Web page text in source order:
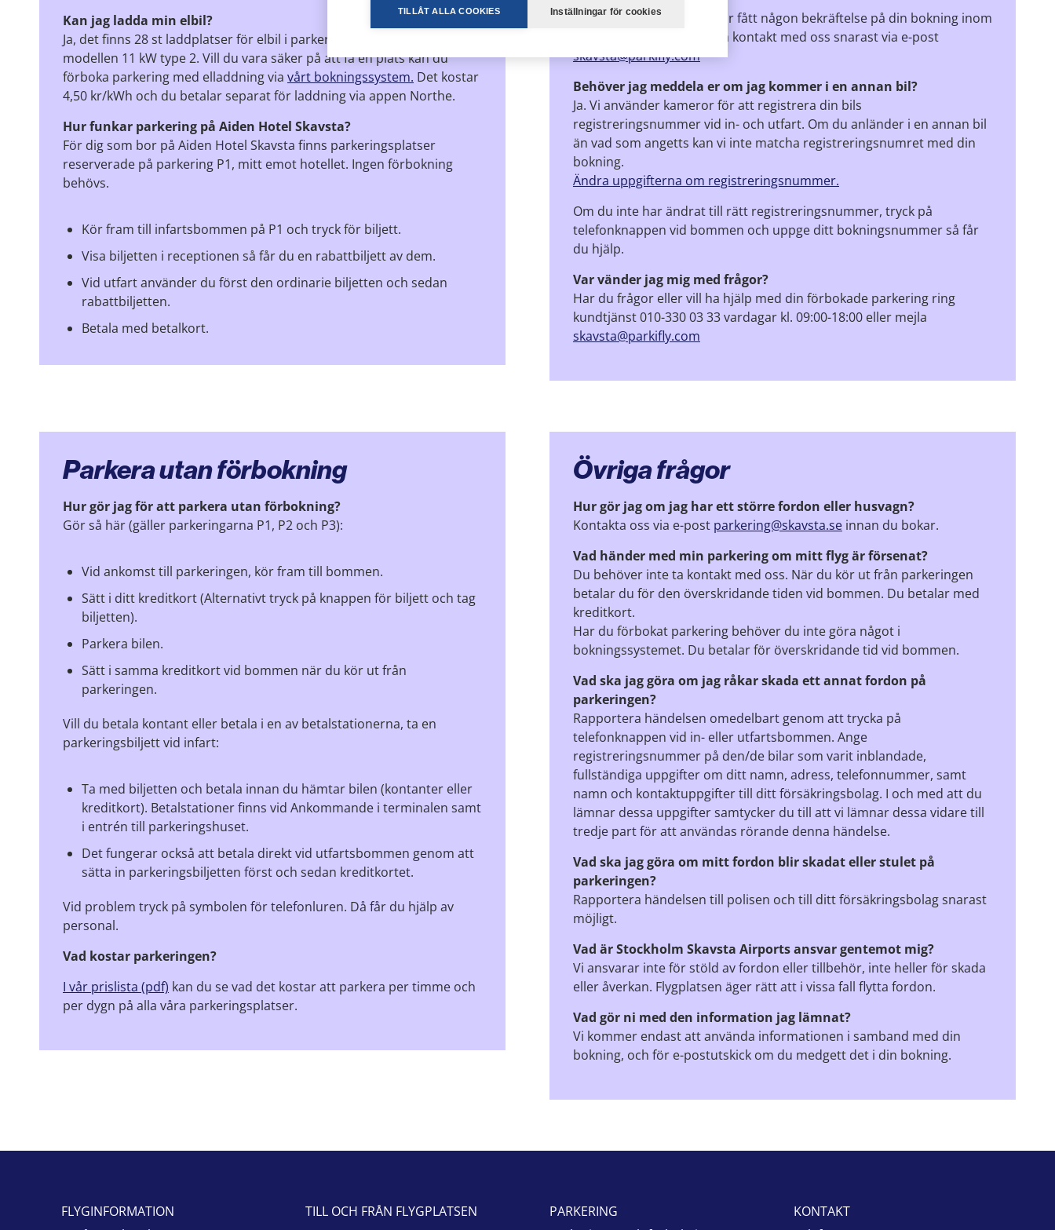
Kan jag ladda min elbil?
Ja, det finns 28 st laddplatser för elbil i parkeringshuset (P2), av
modellen 11 kW type 2. Vill du vara säker på att få en plats kan du
förboka parkering med elladdning via vårt bokningssystem. Det kostar
4,50 kr/kWh och du betalar separat för laddning via appen Northe.
Hur funkar parkering på Aiden Hotel Skavsta?
För dig som bor på Aiden Hotel Skavsta finns parkeringsplatser
reserverade på parkering P1, mitt emot hotellet. Ingen förbokning
behövs.
Kör fram till infartsbommen på P1 och tryck för biljett.
Visa biljetten i receptionen så får du en rabattbiljett av dem.
Vid utfart använder du först den ordinarie biljetten och sedan
rabattbiljetten.
Betala med betalkort.
Om du fortfarande inte har fått någon bekräftelse på din bokning inom
24 timmar, ber vi dig att ta kontakt med oss snarast via e-post
skavsta@parkifly.com
Behöver jag meddela er om jag kommer i en annan bil?
Ja. Vi använder kameror för att registrera din bils
registreringsnummer vid in- och utfart. Om du anländer i en annan bil
än vad som angetts kan vi inte matcha registreringsnumret med din
bokning.
Ändra uppgifterna om registreringsnummer.
Om du inte har ändrat till rätt registreringsnummer, tryck på
telefonknappen vid bommen och uppge ditt bokningsnummer så får
du hjälp.
Var vänder jag mig med frågor?
Har du frågor eller vill ha hjälp med din förbokade parkering ring
kundtjänst 010-330 03 33 vardagar kl. 09:00-18:00 eller mejla
skavsta@parkifly.com
Parkera utan förbokning
Hur gör jag för att parkera utan förbokning?
Gör så här (gäller parkeringarna P1, P2 och P3):
Vid ankomst till parkeringen, kör fram till bommen.
Sätt i ditt kreditkort (Alternativt tryck på knappen för biljett och tag
biljetten).
Parkera bilen.
Sätt i samma kreditkort vid bommen när du kör ut från
parkeringen.
Vill du betala kontant eller betala i en av betalstationerna, ta en
parkeringsbiljett vid infart:
Ta med biljetten och betala innan du hämtar bilen (kontanter eller
kreditkort). Betalstationer finns vid Ankommande i terminalen samt
i entrén till parkeringshuset.
Det fungerar också att betala direkt vid utfartsbommen genom att
sätta in parkeringsbiljetten först och sedan kreditkortet.
Vid problem tryck på symbolen för telefonluren. Då får du hjälp av
personal.
Vad kostar parkeringen?
I vår prislista (pdf) kan du se vad det kostar att parkera per timme och
per dygn på alla våra parkeringsplatser.
Övriga frågor
Hur gör jag om jag har ett större fordon eller husvagn?
Kontakta oss via e-post parkering@skavsta.seinnan du bokar.
Vad händer med min parkering om mitt flyg är försenat?
Du behöver inte ta kontakt med oss. När du kör ut från parkeringen
betalar du för den överskridande tiden vid bommen. Du betalar med
kreditkort.
Har du förbokat parkering behöver du inte göra något i
bokningssystemet. Du betalar för överskridande tid vid bommen.
Vad ska jag göra om jag råkar skada ett annat fordon på
parkeringen?
Rapportera händelsen omedelbart genom att trycka på
telefonknappen vid in- eller utfartsbommen. Ange
registreringsnummer på den/de bilar som varit inblandade,
fullständiga uppgifter om ditt namn, adress, telefonnummer, samt
namn och kontaktuppgifter till ditt försäkringsbolag. I och med att du
lämnar dessa uppgifter samtycker du till att vi lämnar dessa vidare till
tredje part för att användas rörande denna händelse.
Vad ska jag göra om mitt fordon blir skadat eller stulet på
parkeringen?
Rapportera händelsen till polisen och till ditt försäkringsbolag snarast
möjligt.
Vad är Stockholm Skavsta Airports ansvar gentemot mig?
Vi ansvarar inte för stöld av fordon eller tillbehör, inte heller för skada
eller åverkan. Flygplatsen äger rätt att i vissa fall flytta fordon.
Vad gör ni med den information jag lämnat?
Vi kommer endast att använda informationen i samband med din
bokning, och för e-postutskick om du medgett det i din bokning.
FLYGINFORMATION
TILL OCH FRÅN FLYGPLATSEN
PARKERING
KONTAKT
TILLÅT ALLA COOKIES Inställningar för cookies